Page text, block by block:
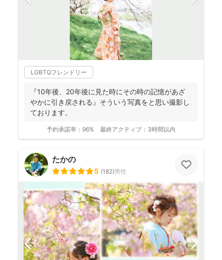
LGBTQフレンドリー
『10年後、20年後に見た時にその時の記憶があざ
やかに引き戻される』そういう写真をと思い撮影し
ております。
予約承諾率： 96% 最終アクティブ： 3時間以内
たかの
5 (182)男性